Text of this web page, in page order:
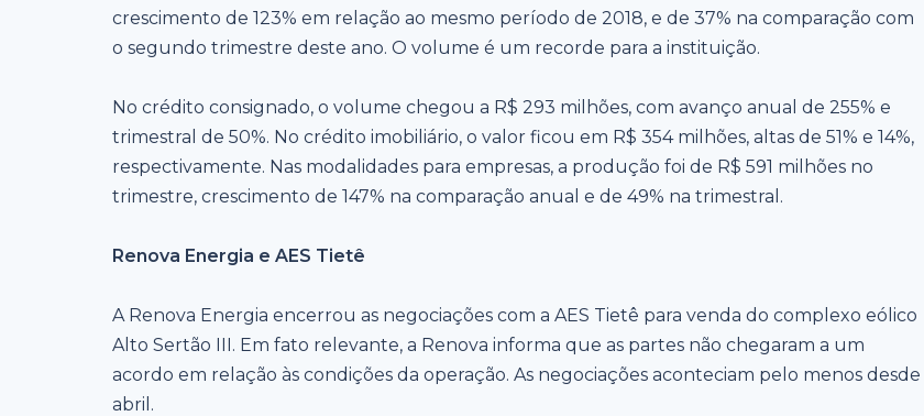
crescimento de 123% em relação ao mesmo período de 2018, e de 37% na comparação com
o segundo trimestre deste ano. O volume é um recorde para a instituição.
No crédito consignado, o volume chegou a R$ 293 milhões, com avanço anual de 255% e
trimestral de 50%. No crédito imobiliário, o valor ficou em R$ 354 milhões, altas de 51% e 14%,
respectivamente. Nas modalidades para empresas, a produção foi de R$ 591 milhões no
trimestre, crescimento de 147% na comparação anual e de 49% na trimestral.
Renova Energia e AES Tietê
A Renova Energia encerrou as negociações com a AES Tietê para venda do complexo eólico
Alto Sertão III. Em fato relevante, a Renova informa que as partes não chegaram a um
acordo em relação às condições da operação. As negociações aconteciam pelo menos desde
abril.